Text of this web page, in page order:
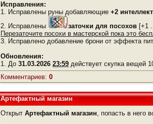
Исправления:
1. Исправлены руны добавляющие+2
2. Исправлены
заточки для посохов [+1
Перезаточите посохи в мастерской пока это
3. Исправлено добавление брони от эффекта
Обновления:
1. До31.03.2026 23:59 действует скупка вещей
Комментариев:0
Артефактный магазин
ОткрытАртефактный магазин, попасть в него